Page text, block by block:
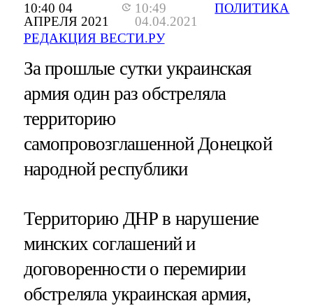
10:40 04
АПРЕЛЯ 2021
10:49
04.04.2021
РЕДАКЦИЯ ВЕСТИ.РУ
ПОЛИТИКА
За прошлые сутки украинская
армия один раз обстреляла
территорию
самопровозглашенной Донецкой
народной республики
Территорию ДНР в нарушение
минских соглашений и
договоренности о перемирии
обстреляла украинская армия,